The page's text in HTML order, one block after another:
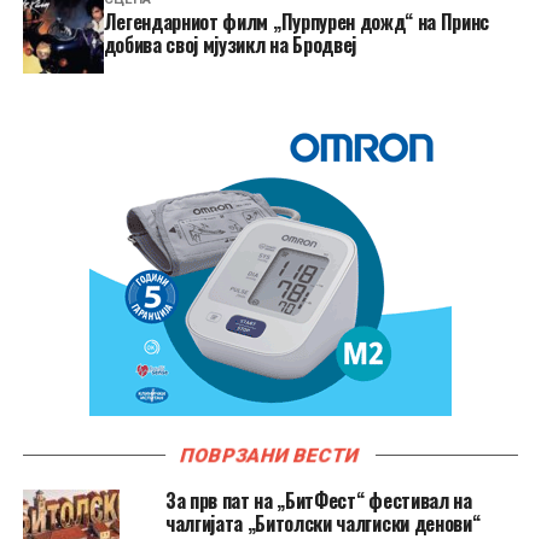
Легендарниот филм „Пурпурен дожд“ на Принс
добива свој мјузикл на Бродвеј
ПОВРЗАНИ ВЕСТИ
За прв пат на „БитФест“ фестивал на
чалгијата „Битолски чалгиски денови“